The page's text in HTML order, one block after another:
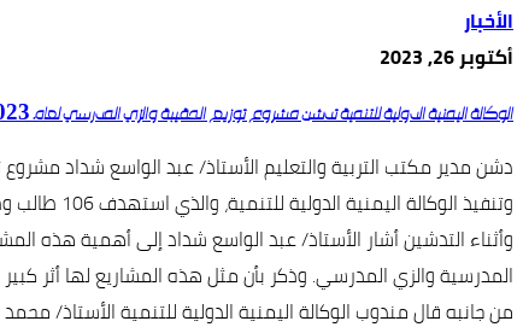
الأخبار
أكتوبر 26, 2023
الوكالة اليمنية الدولية للتنمية تدشن مشروع توزيع الحقيبة والزي المدرسي لعام 2023 – 2024م
دشن مدير مكتب التربية والتعليم الأستاذ/ عبد الواسع شداد
وتنفيذ الوكالة اليمنية الدولية للتنمية، والذي استهدف 106 طالب وطالبة يتيم في المرحلة الثانوية كمرحلة أولى في مديريات المدينة.
وأثناء التدشين أشار الأستاذ/ عبد الواسع شداد إلى أهمية هذه
المدرسية والزي المدرسي. وذكر بأن مثل هذه المشاريع لها أثر